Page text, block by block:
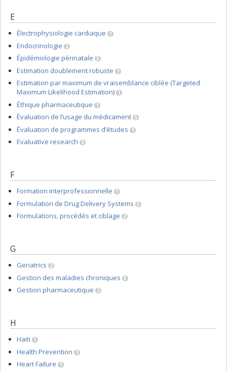
E
Électrophysiologie cardiaque 1
Endocrinologie 2
Épidémiologie périnatale 3
Estimation doublement robuste 1
Estimation par maximum de vraisemblance ciblée (Targeted
Maximum Likelihood Estimation) 1
Éthique pharmaceutique 1
Évaluation de l’usage du médicament 5
Évaluation de programmes d’études 1
Evaluative research 5
F
Formation interprofessionnelle 1
Formulation de Drug Delivery Systems 3
Formulations, procédés et ciblage 2
G
Geriatrics 2
Gestion des maladies chroniques 3
Gestion pharmaceutique 2
H
Haiti 1
Health Prevention 1
Heart Failure 1